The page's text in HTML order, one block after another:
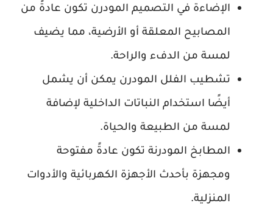
الإضاءة في التصميم المودرن تكون عادةً من
المصابيح المعلقة أو الأرضية، مما يضيف
لمسة من الدفء والراحة.
تشطيب الفلل المودرن يمكن أن يشمل
أيضًا استخدام النباتات الداخلية لإضافة
لمسة من الطبيعة والحياة.
المطابخ المودرنة تكون عادةً مفتوحة
ومجهزة بأحدث الأجهزة الكهربائية والأدوات
المنزلية.